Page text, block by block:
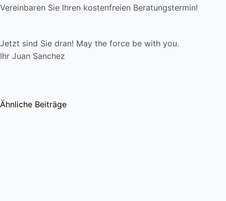
Vereinbaren Sie Ihren kostenfreien Beratungstermin!
Jetzt sind Sie dran! May the force be with you.
Ihr Juan Sanchez
Ähnliche Beiträge